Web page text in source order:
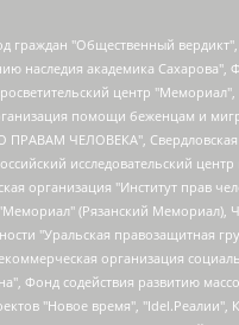
Foundation" (США), являющаяся владельцем интернет-издания https://mnews.world/, Компания "Stichting Bellingcat", зарегистрированная в Нидерландах (дата регистрации 11.07.2018), Захаров Андрей Вячеславович, Клепиковская Екатерина Дмитриевна, Общество с ограниченной ответственностью "МЕМО", Перл Роман Александрович, Симонов Евгений Алексеевич, Соловьева Елена Анатольевна, Сотников Даниил Владимирович, Сурначева Елизавета Дмитриевна, Автономная некоммерческая организация по защите прав человека и информированию населения "Якутия – Наше Мнение", Общество с ограниченной ответственностью "Москоу диджитал медиа", с 26.01.2023 Общество с ограниченной ответственностью "Чайка Белые сады", Ветошкина Валерия Валерьевна, Заговора Максим Александрович, Межрегиональное общественное движение "Российская ЛГБТ - сеть", Оленичев Максим Владимирович, Павлов Иван Юрьевич, Скворцова Елена Сергеевна, Общество с ограниченной ответственностью "Как бы инагент", Кочетков Игорь Викторович, Общество с ограниченной ответственностью "Честные выборы", Еланчик Олег Александрович, Общество с ограниченной ответственностью "Нобелевский призыв", Гималова Регина Эмилевна, Григорьев Андрей Валерьевич, Григорьева Алина Александровна, Ассоциация по содействию защите прав призывников, альтернативнослужащих и военнослужащих "Правозащитная группа "Гражданин.Армия.Право", Хисамова Регина Фаритовна,